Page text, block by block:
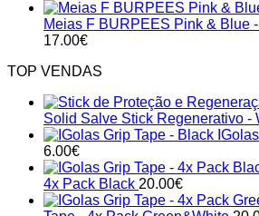
Meias F BURPEES Pink & Blue
17.00€
TOP VENDAS
Solid Salve Stick Regenerativo -
6.00€
4x Pack Black 20.00€